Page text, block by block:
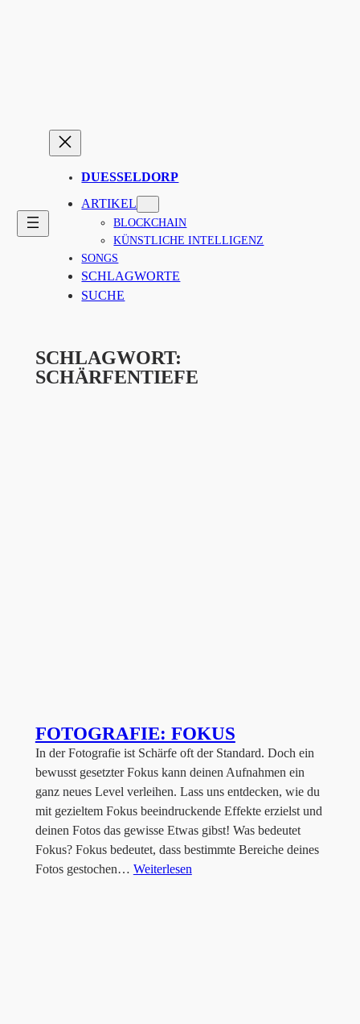
DUESSELDORP
ARTIKEL
BLOCKCHAIN
KÜNSTLICHE INTELLIGENZ
SONGS
SCHLAGWORTE
SUCHE
SCHLAGWORT:
SCHÄRFENTIEFE
FOTOGRAFIE: FOKUS
In der Fotografie ist Schärfe oft der Standard. Doch ein
bewusst gesetzter Fokus kann deinen Aufnahmen ein
ganz neues Level verleihen. Lass uns entdecken, wie du
mit gezieltem Fokus beeindruckende Effekte erzielst und
deinen Fotos das gewisse Etwas gibst! Was bedeutet
Fokus? Fokus bedeutet, dass bestimmte Bereiche deines
Fotos gestochen… Weiterlesen